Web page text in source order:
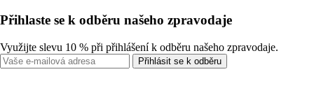
Přihlaste se k odběru našeho zpravodaje
Využijte slevu 10 % při přihlášení k odběru našeho zpravodaje.
Přihlásit se k odběru